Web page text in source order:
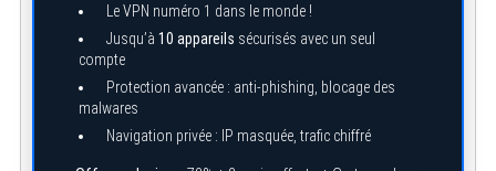
Le VPN numéro 1 dans le monde !
Jusqu’à 10 appareils sécurisés avec un seul
compte
Protection avancée : anti-phishing, blocage des
malwares
Navigation privée : IP masquée, trafic chiffré